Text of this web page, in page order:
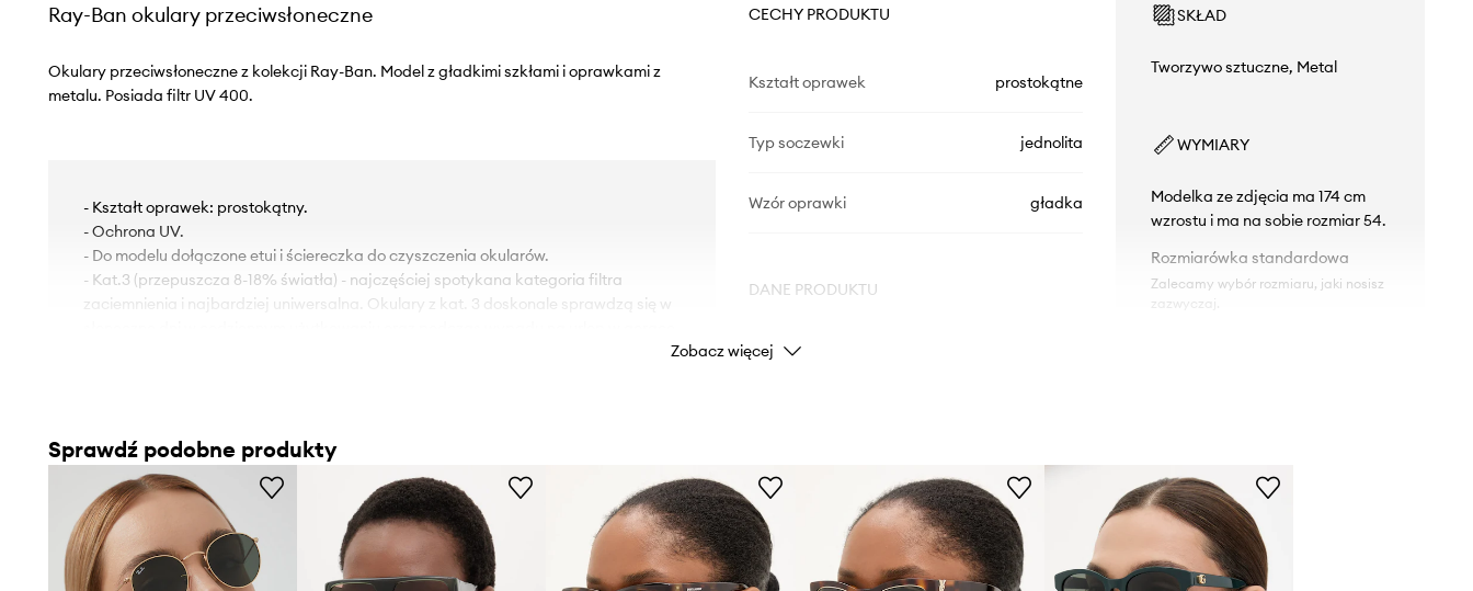
Ray-Ban okulary przeciwsłoneczne
Okulary przeciwsłoneczne z kolekcji Ray-Ban. Model z gładkimi szkłami i oprawkami z
metalu. Posiada filtr UV 400.
- Kształt oprawek: prostokątny.
- Ochrona UV.
- Do modelu dołączone etui i ściereczka do czyszczenia okularów.
- Kat.3 (przepuszcza 8-18% światła) - najczęściej spotykana kategoria filtra
zaciemnienia i najbardziej uniwersalna. Okulary z kat. 3 doskonale sprawdzą się w
CECHY PRODUKTU
Kształt oprawek prostokątne
Typ soczewki jednolita
Wzór oprawki gładka
DANE PRODUKTU
Kod producenta
Marka Ray-Ban
ID Produktu
SKŁAD
Tworzywo sztuczne, Metal
WYMIARY
Modelka ze zdjęcia ma 174 cm
wzrostu i ma na sobie rozmiar 54.
Rozmiarówka standardowa
Zalecamy wybór rozmiaru, jaki nosisz
zazwyczaj.
Kategoria filtra: Kat. 3
Polaryzacja: nie
Zobacz więcej
Sprawdź podobne produkty